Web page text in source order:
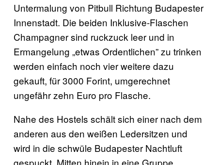
Untermalung von Pitbull Richtung Budapester
Innenstadt. Die beiden Inklusive-Flaschen
Champagner sind ruckzuck leer und in
Ermangelung „etwas Ordentlichen” zu trinken
werden einfach noch vier weitere dazu
gekauft, für 3000 Forint, umgerechnet
ungefähr zehn Euro pro Flasche.
Nahe des Hostels schält sich einer nach dem
anderen aus den weißen Ledersitzen und
wird in die schwüle Budapester Nachtluft
gespuckt. Mitten hinein in eine Gruppe